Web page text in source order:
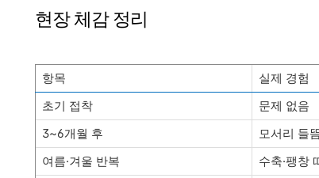
현장 체감 정리
항목
실제 경험
초기 접착
문제 없음
3~6개월 후
모서리 들
여름·겨울 반복
수축·팽창